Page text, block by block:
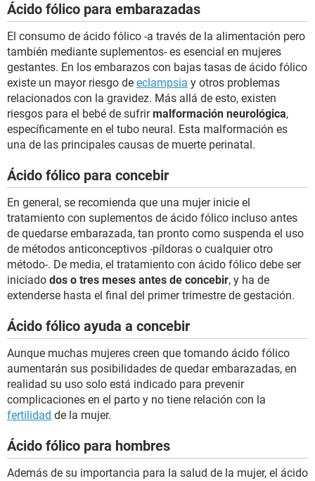
Ácido fólico para embarazadas
El consumo de ácido fólico -a través de la alimentación pero
también mediante suplementos- es esencial en mujeres
gestantes. En los embarazos con bajas tasas de ácido fólico
existe un mayor riesgo de eclampsia y otros problemas
relacionados con la gravidez. Más allá de esto, existen
riesgos para el bebé de sufrirmalformación neurológica,
específicamente en el tubo neural. Esta malformación es
una de las principales causas de muerte perinatal.
Ácido fólico para concebir
En general, se recomienda que una mujer inicie el
tratamiento con suplementos de ácido fólico incluso antes
de quedarse embarazada, tan pronto como suspenda el uso
de métodos anticonceptivos -píldoras o cualquier otro
método-. De media, el tratamiento con ácido fólico debe ser
iniciado dos o tres meses antes de concebir, y ha de
extenderse hasta el final del primer trimestre de gestación.
Ácido fólico ayuda a concebir
Aunque muchas mujeres creen que tomando ácido fólico
aumentarán sus posibilidades de quedar embarazadas, en
realidad su uso solo está indicado para prevenir
complicaciones en el parto y no tiene relación con la
fertilidad de la mujer.
Ácido fólico para hombres
Además de su importancia para la salud de la mujer, el ácido